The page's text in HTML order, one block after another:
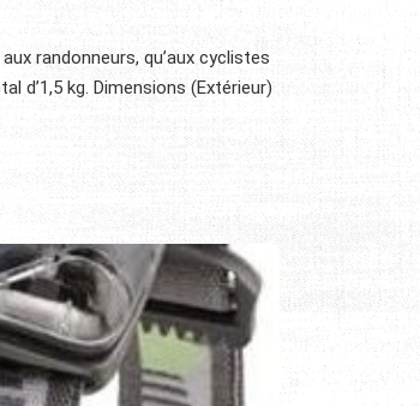
randonneurs, qu’aux cyclistes
kg. Dimensions (Extérieur)